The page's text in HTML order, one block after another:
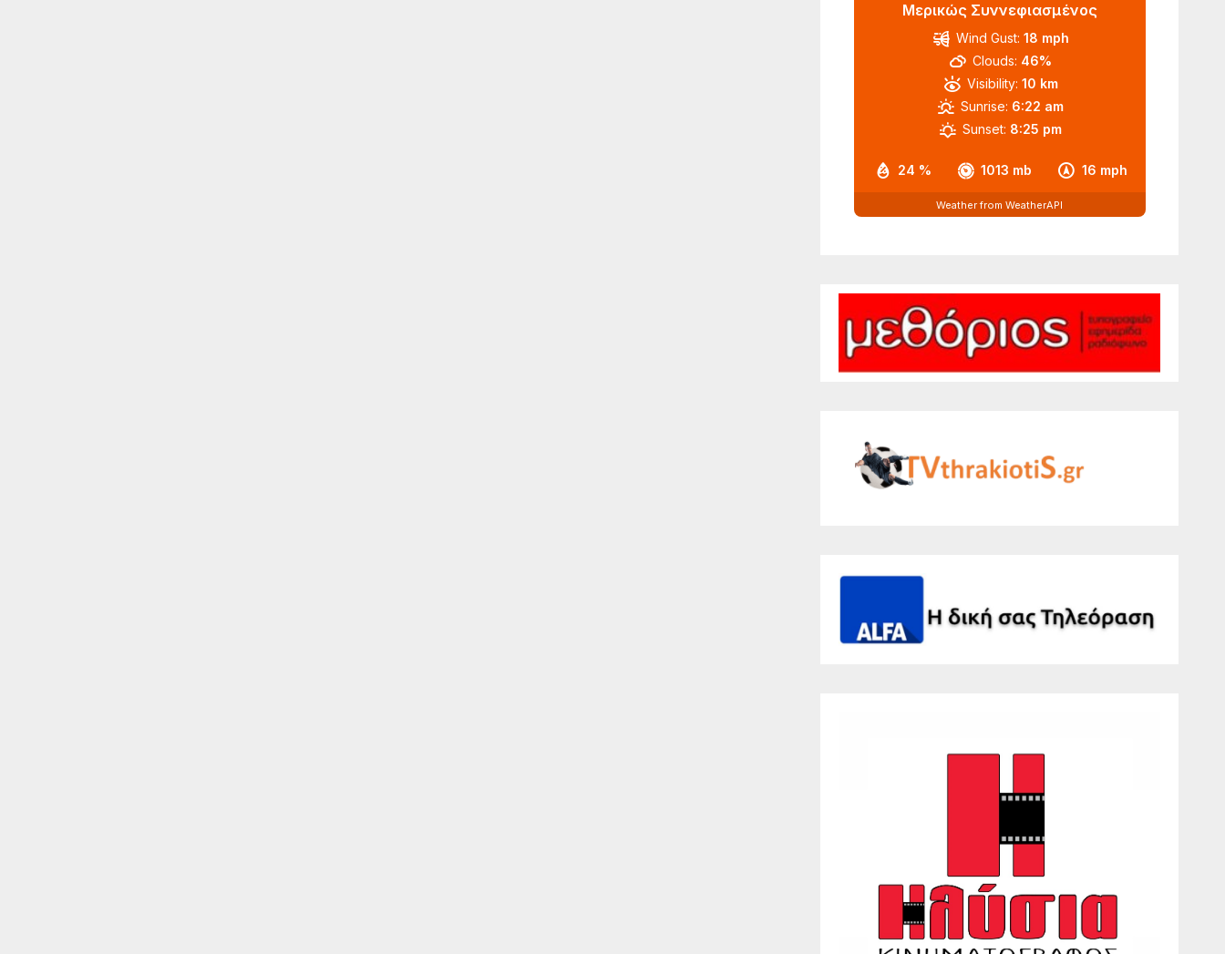
Μερικώς Συννεφιασμένος
24 % 1013 mb 16 mph
Wind Gust: 18 mph
Clouds: 46%
Visibility: 10 km
Sunrise: 6:22 am
Sunset: 8:25 pm
Weather from WeatherAPI